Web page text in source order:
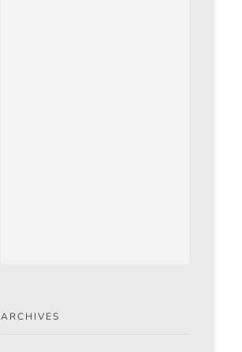
ARCHIVES